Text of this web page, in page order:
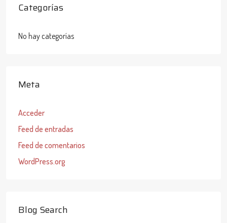
Categorías
No hay categorías
Meta
Acceder
Feed de entradas
Feed de comentarios
WordPress.org
Blog Search